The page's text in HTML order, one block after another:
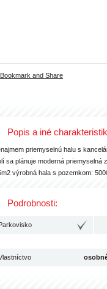
Popis a iné
priemyselnú halu s
sa plánuje moderná priemyselná
výrobná hala s pozemkom:
Podrobnosti: